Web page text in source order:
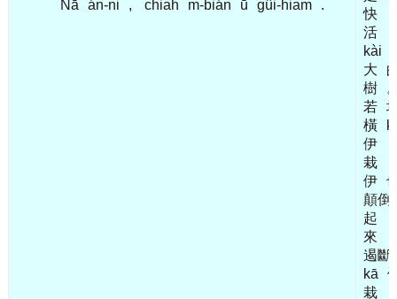
Nā
án-ni , chiah m̄-bián ū gûi-hiam .
快
活
kài
大
樹
若
橫
伊
栽
伊
顛倒
起
來
遏斷
kā
栽